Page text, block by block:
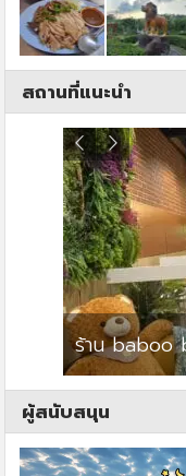
สถานที่แนะนำ
ร้าน baboo
ผู้สนับสนุน